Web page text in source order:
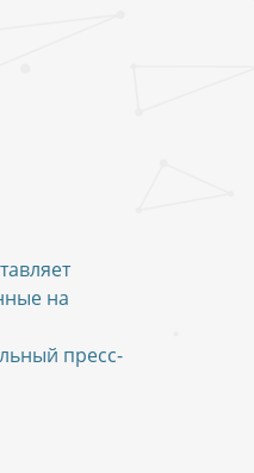
на
пресс-